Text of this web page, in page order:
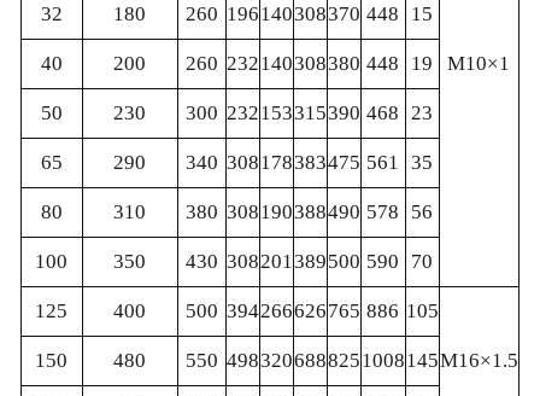
M10×1
32 180 260 196140308370 448 15
40 200 260 232140308380 448 19
50 230 300 232153315390 468 23
65 290 340 308178383475 561 35
80 310 380 308190388490 578 56
100 350 430 308201389500 590 70
125 400 500 394266626765 886 105
M16×1.5
150 480 550 4983206888251008145